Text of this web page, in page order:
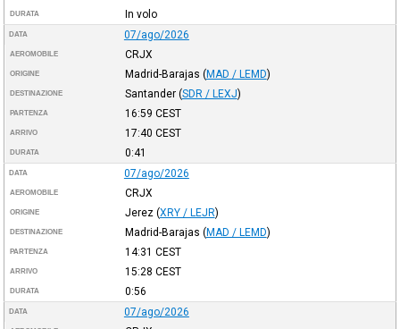
DURATA In volo
DATA 07/ago/2026
AEROMOBILE CRJX
ORIGINE Madrid-Barajas (MAD / LEMD)
DESTINAZIONE Santander (SDR / LEXJ)
PARTENZA 16:59 CEST
ARRIVO 17:40 CEST
DURATA 0:41
DATA 07/ago/2026
AEROMOBILE CRJX
ORIGINE Jerez (XRY / LEJR)
DESTINAZIONE Madrid-Barajas (MAD / LEMD)
PARTENZA 14:31 CEST
ARRIVO 15:28 CEST
DURATA 0:56
DATA 07/ago/2026